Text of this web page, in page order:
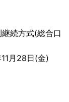
続方式(総合口
月28日(金)